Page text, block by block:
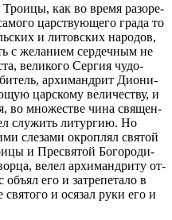
как во вре­мя ра­зо­ре­
цар­ству­ю­ще­го гра­да то
и ли­тов­ских на­ро­дов,
с же­ла­ни­ем сер­деч­ным не
ве­ли­ко­го Сер­гия чу­до­
ар­хи­манд­рит Ди­о­ни­
цар­ско­му ве­ли­че­ству, и
во мно­же­стве чи­на свя­щен­
слу­жить ли­тур­гию. Но
сле­за­ми окроп­лял свя­той
и Пре­свя­той Бо­го­ро­ди­
ве­лел ар­хи­манд­ри­ту от­
его и за­тре­пе­та­ло в
и ося­зал ру­ки его и